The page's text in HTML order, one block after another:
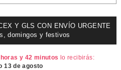
Y GLS CON ENVÍO URGENTE
domingos y festivos
y 42 minutos lo recibirás:
13 de agosto